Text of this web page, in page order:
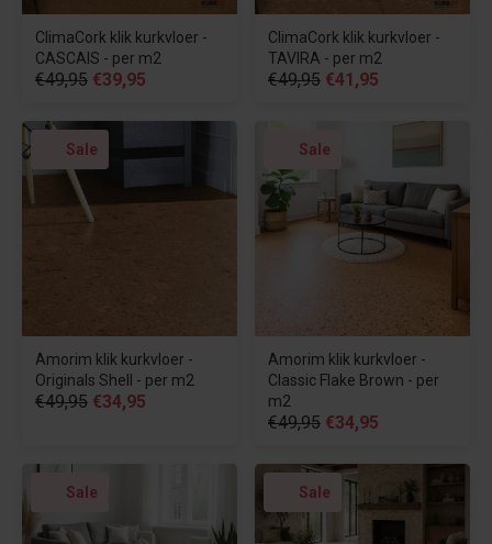
ClimaCork klik kurkvloer -
CASCAIS - per m2
€49,95 €39,95
ClimaCork klik kurkvloer -
TAVIRA - per m2
€49,95 €41,95
Sale
Amorim klik kurkvloer -
Originals Shell - per m2
€49,95 €34,95
Sale
Amorim klik kurkvloer -
Classic Flake Brown - per
m2
€49,95 €34,95
Sale Sale